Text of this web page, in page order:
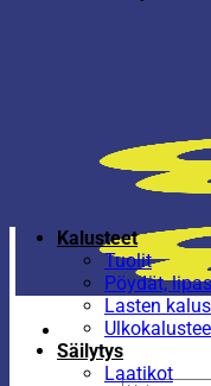
Kalusteet
Tuolit
Pöydät,
Lasten
Säilytys
Laatikot